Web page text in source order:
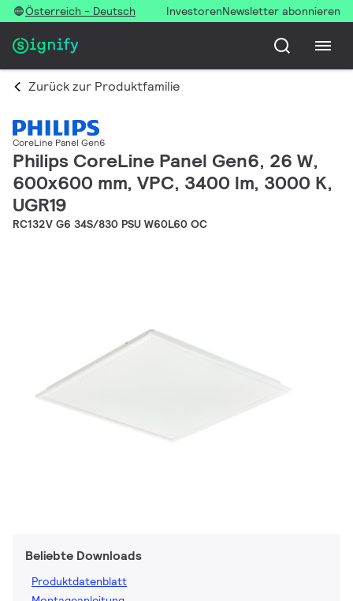
Österreich - Deutsch InvestorenNewsletter abonnieren
Zurück zur Produktfamilie
CoreLine Panel Gen6
Philips CoreLine Panel Gen6, 26 W,
600x600 mm, VPC, 3400 lm, 3000 K,
UGR19
RC132V G6 34S/830 PSU W60L60 OC
Beliebte Downloads
Produktdatenblatt